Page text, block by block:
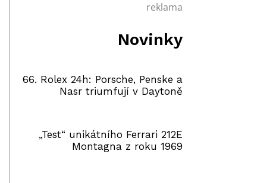
reklama
Novinky
66. Rolex 24h: Porsche, Penske a
Nasr triumfují v Daytoně
„Test“ unikátního Ferrari 212E
Montagna z roku 1969